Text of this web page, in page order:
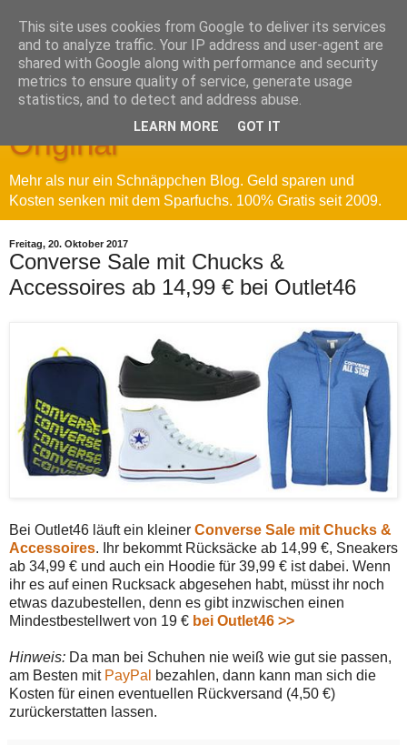
Sparfuchs' Blog - Das
Original
Mehr als nur ein Schnäppchen Blog. Geld sparen und
Kosten senken mit dem Sparfuchs. 100% Gratis seit 2009.
Freitag, 20. Oktober 2017
Converse Sale mit Chucks &
Accessoires ab 14,99 € bei Outlet46
Bei Outlet46 läuft ein kleiner Converse Sale mit Chucks &
Accessoires. Ihr bekommt Rücksäcke ab 14,99 €, Sneakers
ab 34,99 € und auch ein Hoodie für 39,99 € ist dabei. Wenn
ihr es auf einen Rucksack abgesehen habt, müsst ihr noch
etwas dazubestellen, denn es gibt inzwischen einen
Mindestbestellwert von 19 € bei Outlet46 >>
Hinweis: Da man bei Schuhen nie weiß wie gut sie passen,
am Besten mit PayPal
bezahlen, dann kann man sich die
Kosten für einen eventuellen Rückversand (4,50 €)
zurückerstatten lassen.
This site uses cookies from Google to deliver its services
and to analyze traffic. Your IP address and user-agent are
shared with Google along with performance and security
metrics to ensure quality of service, generate usage
statistics, and to detect and address abuse.
LEARN MORE GOT IT